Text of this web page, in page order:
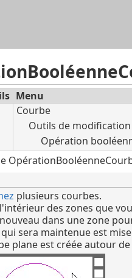
Menu
Courbe
Outils de
Opération
plusieurs courbes.
des zones que
dans une zone
sera maintenue est
plane est créée autour